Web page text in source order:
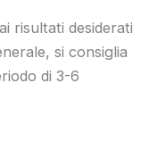
risultati desiderati
si consiglia
di 3-6